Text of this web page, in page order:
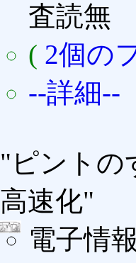
査読無
( 2個の
--詳細--
"ピントの
高速化"
電子情